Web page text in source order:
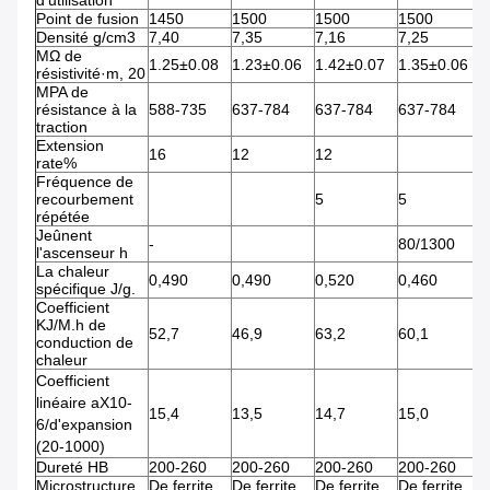
Point de fusion
1450 1500 1500 1500
Densité g/cm3
7,40 7,35 7,16 7,25
ΜΩ de
résistivité·m, 20 1.25±0.08 1.23±0.06 1.42±0.07 1.35±0.06
MPA de
résistance à la
traction
588-735 637-784 637-784 637-784
Extension
rate%
16 12 12
Fréquence de
recourbement
répétée
5 5
Jeûnent
l'ascenseur h
- 80/1300
La chaleur
spécifique J/g.
0,490 0,490 0,520 0,460
Coefficient
KJ/M.h de
conduction de
chaleur
52,7 46,9 63,2 60,1
Coefficient
linéaire aX10-
6/d'expansion
(20-1000)
15,4 13,5 14,7 15,0
Dureté HB 200-260 200-260 200-260 200-260
Microstructure
De ferrite De ferrite De ferrite De ferrite